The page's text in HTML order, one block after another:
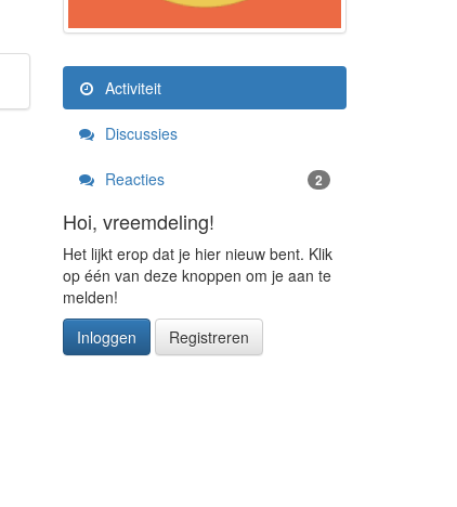
Activiteit
Discussies
Reacties 2
Hoi, vreemdeling!
Het lijkt erop dat je hier nieuw bent. Klik
op één van deze knoppen om je aan te
melden!
Inloggen
Registreren